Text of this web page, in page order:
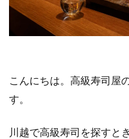
こんにちは。高級寿司屋
す。
川越で高級寿司を探すと